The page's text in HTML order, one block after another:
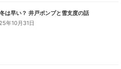
優しい家造りを手の届く価格帯で
年10月31日